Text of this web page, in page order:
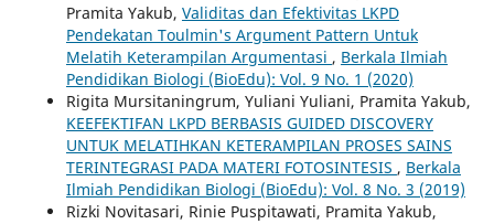
Pramita Yakub, Validitas dan Efektivitas LKPD
Pendekatan Toulmin's Argument Pattern Untuk
Melatih Keterampilan Argumentasi , Berkala Ilmiah
Pendidikan Biologi (BioEdu): Vol. 9 No. 1 (2020)
Rigita Mursitaningrum, Yuliani Yuliani, Pramita Yakub,
KEEFEKTIFAN LKPD BERBASIS GUIDED DISCOVERY
UNTUK MELATIHKAN KETERAMPILAN PROSES SAINS
TERINTEGRASI PADA MATERI FOTOSINTESIS , Berkala
Ilmiah Pendidikan Biologi (BioEdu): Vol. 8 No. 3 (2019)
Rizki Novitasari, Rinie Puspitawati, Pramita Yakub,